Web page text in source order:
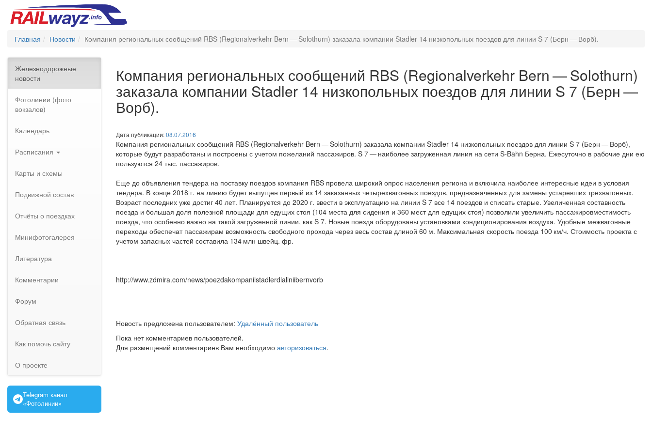
Главная Новости Компания региональных сообщений RBS (Regionalverkehr Bern — Solothurn) заказала компании Stadler 14 низкопольных поездов для линии S 7 (Берн — Ворб).
Железнодорожные
новости
Фотолинии (фото
вокзалов)
Календарь
Расписания
Карты и схемы
Подвижной состав
Отчёты о поездках
Минифотогалерея
Литература
Комментарии
Форум
Обратная связь
Как помочь сайту
О проекте
Telegram канал
«Фотолинии»
Компания региональных сообщений RBS (Regionalverkehr Bern — Solothurn)
заказала компании Stadler 14 низкопольных поездов для линии S 7 (Берн —
Ворб).
Дата публикации:08.07.2016
Компания региональных сообщений RBS (Regionalverkehr Bern — Solothurn) заказала компании Stadler 14 низкопольных поездов для линии S 7 (Берн — Ворб),
которые будут разработаны и построены с учетом пожеланий пассажиров. S 7 — наиболее загруженная линия на сети S-Bahn Берна. Ежесуточно в рабочие дни ею
пользуются 24 тыс. пассажиров.
Еще до объявления тендера на поставку поездов компания RBS провела широкий опрос населения региона и включила наиболее интересные идеи в условия
тендера. В конце 2018 г. на линию будет выпущен первый из 14 заказанных четырехвагонных поездов, предназначенных для замены устаревших трехвагонных.
Возраст последних уже достиг 40 лет. Планируется до 2020 г. ввести в эксплуатацию на линии S 7 все 14 поездов и списать старые. Увеличенная составность
поезда и большая доля полезной площади для едущих стоя (104 места для сидения и 360 мест для едущих стоя) позволили увеличить пассажировместимость
поезда, что особенно важно на такой загруженной линии, как S 7. Новые поезда оборудованы установками кондиционирования воздуха. Удобные межвагонные
переходы обеспечат пассажирам возможность свободного прохода через весь состав длиной 60 м. Максимальная скорость поезда 100 км/ч. Стоимость проекта с
учетом запасных частей составила 134 млн швейц. фр.
http://www.zdmira.com/news/poezdakompaniistadlerdlaliniibernvorb
Новость предложена пользователем: Удалённый пользователь
Пока нет комментариев пользователей.
Для размещений комментариев Вам необходимо авторизоваться.